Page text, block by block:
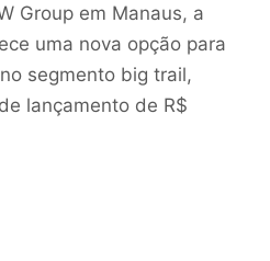
Group em Manaus, a
uma nova opção para
segmento big trail,
lançamento de R$